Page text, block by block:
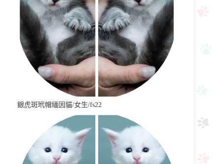
銀虎斑玳帽緬因貓/女生/fs22